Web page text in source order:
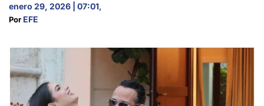
enero 29, 2026 | 07:01,
Por EFE